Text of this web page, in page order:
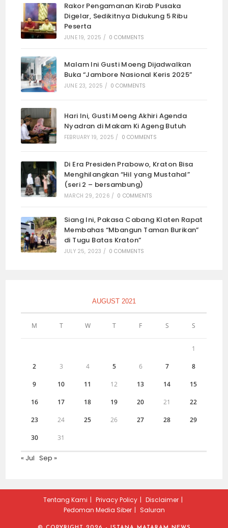
Rakor Pengamanan Kirab Pusaka
Digelar, Sedikitnya Didukung 5 Ribu
Peserta
JUNE 19, 2025 / 0 COMMENTS
Malam Ini Gusti Moeng Dijadwalkan
Buka “Jambore Nasional Keris 2025”
JUNE 23, 2025 / 0 COMMENTS
Hari Ini, Gusti Moeng Akhiri Agenda
Nyadran di Makam Ki Ageng Butuh
FEBRUARY 19, 2025 / 0 COMMENTS
Di Era Presiden Prabowo, Kraton Bisa
Menghilangkan “Hil yang Mustahal”
(seri 2 – bersambung)
MARCH 29, 2026 / 0 COMMENTS
Siang Ini, Pakasa Cabang Klaten Rapat
Membahas “Mbangun Taman Burikan”
di Tugu Batas Kraton”
JULY 25, 2023 / 0 COMMENTS
AUGUST 2021
M T W T F S S
1
2 3 4 5 6 7 8
9 10 11 12 13 14 15
16 17 18 19 20 21 22
23 24 25 26 27 28 29
30 31
« Jul Sep »
Tentang Kami Privacy Policy
Disclaimer
Pedoman Media Siber
Saluran